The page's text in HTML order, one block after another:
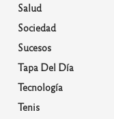
Salud
Sociedad
Sucesos
Tapa Del Día
Tecnología
Tenis